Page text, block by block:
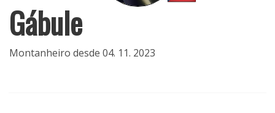
Gábule
Montanheiro desde 04. 11. 2023